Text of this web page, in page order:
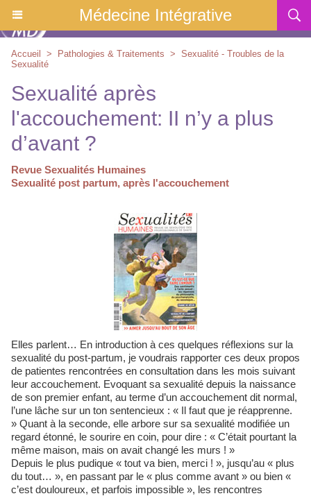
Médecine Intégrative
Accueil > Pathologies & Traitements > Sexualité - Troubles de la
Sexualité
Sexualité après
l'accouchement: II n’y a plus
d’avant ?
Revue Sexualités Humaines
Sexualité post partum, après l'accouchement
Elles parlent… En introduction à ces quelques réflexions sur la
sexualité du post-partum, je voudrais rapporter ces deux propos
de patientes rencontrées en consultation dans les mois suivant
leur accouchement. Evoquant sa sexualité depuis la naissance
de son premier enfant, au terme d’un accouchement dit normal,
l’une lâche sur un ton sentencieux : « Il faut que je réapprenne.
» Quant à la seconde, elle arbore sur sa sexualité modifiée un
regard étonné, le sourire en coin, pour dire : « C’était pourtant la
même maison, mais on avait changé les murs ! »
Depuis le plus pudique « tout va bien, merci ! », jusqu’au « plus
du tout… », en passant par le « plus comme avant » ou bien «
c’est douloureux, et parfois impossible », les rencontres